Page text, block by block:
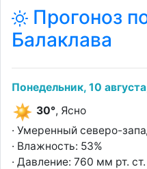
Прогоноз
Балаклава
Понедельник, 10
30°, Ясно
· Умеренный северо-
· Влажность: 53%
· Давление: 760 мм рт. ст.